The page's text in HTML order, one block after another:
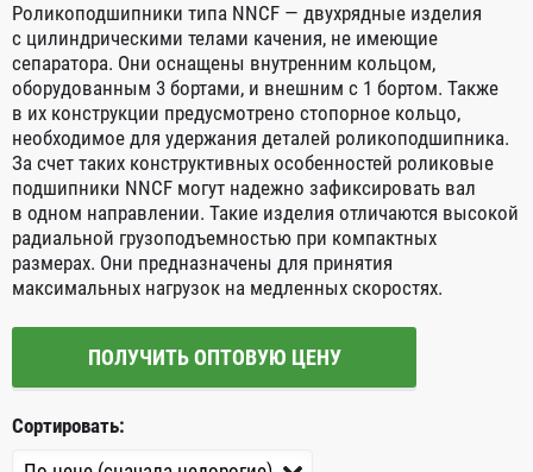
Роликоподшипники типа NNCF — двухрядные изделия
с цилиндрическими телами качения, не имеющие
сепаратора. Они оснащены внутренним кольцом,
оборудованным 3 бортами, и внешним с 1 бортом. Также
в их конструкции предусмотрено стопорное кольцо,
необходимое для удержания деталей роликоподшипника.
За счет таких конструктивных особенностей роликовые
подшипники NNCF могут надежно зафиксировать вал
в одном направлении. Такие изделия отличаются высокой
радиальной грузоподъемностью при компактных
размерах. Они предназначены для принятия
максимальных нагрузок на медленных скоростях.
ПОЛУЧИТЬ ОПТОВУЮ ЦЕНУ
Сортировать: